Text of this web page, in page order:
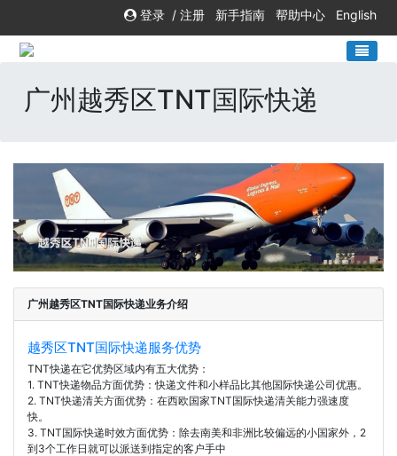
登录 / 注册 新手指南 帮助中心 English
广州越秀区TNT国际快递
广州越秀区TNT国际快递业务介绍
越秀区TNT国际快递服务优势
TNT快递在它优势区域内有五大优势：
1. TNT快递物品方面优势：快递文件和小样品比其他国际快递公司优惠。
2. TNT快递清关方面优势：在西欧国家TNT国际快递清关能力强速度
快。
3. TNT国际快递时效方面优势：除去南美和非洲比较偏远的小国家外，2
到3个工作日就可以派送到指定的客户手中